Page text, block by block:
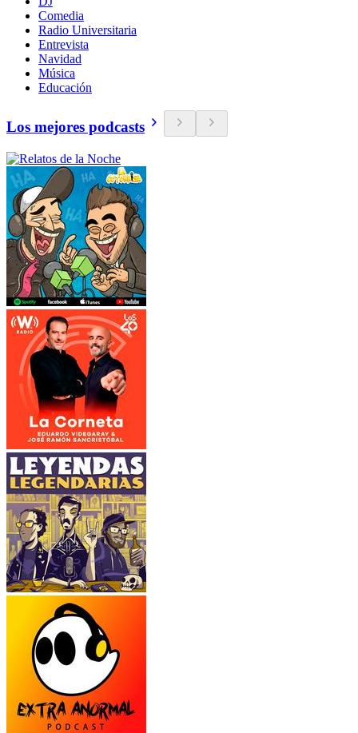
Comedia
Radio Universitaria
Entrevista
Navidad
Música
Educación
Los mejores podcasts